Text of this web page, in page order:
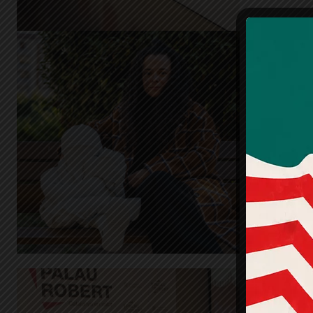
Cívic